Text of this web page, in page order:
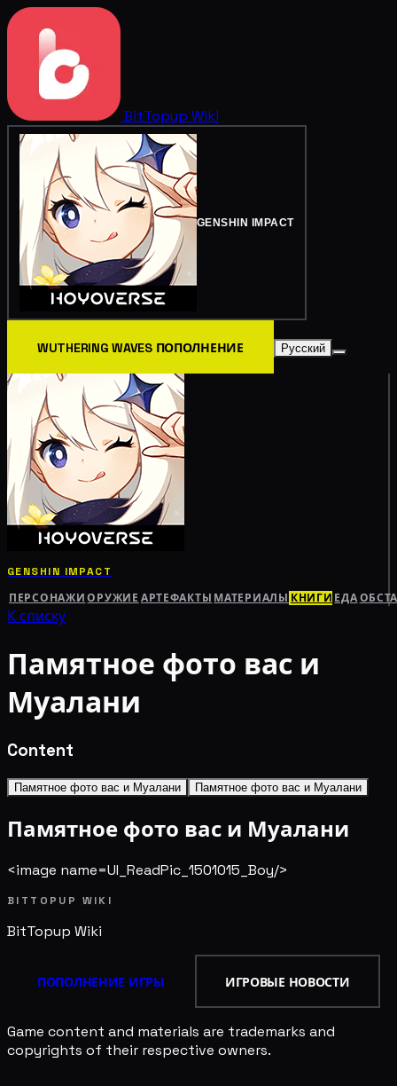
BitTopup Wiki
GENSHIN IMPACT
WUTHERING WAVES ПОПОЛНЕНИЕ Русский
GENSHIN IMPACT
ПЕРСОНАЖИ ОРУЖИЕ АРТЕФАКТЫ МАТЕРИАЛЫ КНИГИ ЕДА
К списку
Памятное фото вас и
Муалани
Content
Памятное фото вас и Муалани Памятное фото вас и Муалани
Памятное фото вас и Муалани
<image name=UI_ReadPic_1501015_Boy/>
BITTOPUP WIKI
BitTopup Wiki
ПОПОЛНЕНИЕ ИГРЫ ИГРОВЫЕ НОВОСТИ
Game content and materials are trademarks and
copyrights of their respective owners.